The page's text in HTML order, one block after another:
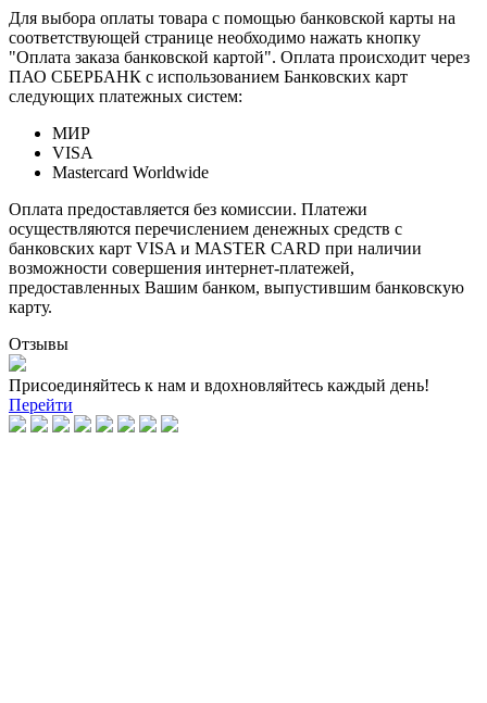
Для выбора оплаты товара с помощью банковской карты на
соответствующей странице необходимо нажать кнопку
"Оплата заказа банковской картой". Оплата происходит через
ПАО СБЕРБАНК с использованием Банковских карт
следующих платежных систем:
МИР
VISA
Mastercard Worldwide
Оплата предоставляется без комиссии. Платежи
осуществляются перечислением денежных средств с
банковских карт VISA и MASTER CARD при наличии
возможности совершения интернет-платежей,
предоставленных Вашим банком, выпустившим банковскую
карту.
Отзывы
Присоединяйтесь к нам и вдохновляйтесь каждый день!
Перейти